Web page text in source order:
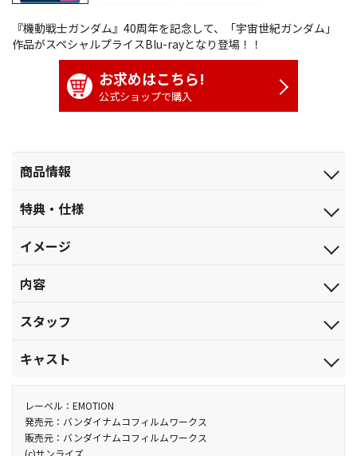
『機動戦士ガンダム』40周年を記念して、「宇宙世紀ガンダム」
作品がスペシャルプライスBlu-rayとなり登場！！
お求めはこちら!
公式ショップで購入
商品情報
2019.9.26
ジャンル
劇場公開アニメ
品番
BCXA-1470
税込価格(10%)
￥4,180
税抜価格
カラー／確／127分／本編ディスク：83分（本編51分+映像特典32
分）+特典ディスク：44分 本編ディスク：リニアPCM（ドルビーサ
ラウンド) ・一部リニアPCM（ステレオ）／AVC／BD50G／
特典・仕様
■特典ディスク（Blu-ray）
・「機動戦士ガンダム 光る命Chronicle U.C.」
ら作品の垣根を越えて再構成した映像特典
・ブックレットデジタルアーカイブ（※静止画）
ート」（BCXA-0302）封入特典の解説書をデジタルアーカイブで
映像特典
・宇宙世紀余話 全10話（日本語字幕版も付属）
・劇場予告編
イメージ
内容
宇宙世紀0079――。
も捕獲に失敗。シローは飛び去るアプサラスと応戦中、消息を絶
た軍は、情報部の女性士官アリス・ミラーに調査を指示。ミラー
の巧妙な質問に敵であるアイナへの想いをシローは語り始め、遂
には審問会にかけられる。上層部に対し「敵でも分かり合える人
スタッフ
／オリジナルシリーズ監督：神田武幸・飯田馬之介／脚本：北嶋
ﾙﾃﾞｻﾞｲﾝ：大河原邦男・カトキハジメ・山根公利／作画監督：門 智
昭・杉浦幸次・横山彰利・吉田 徹・津野田勝敏／美術監督：池田
繁美／色彩設計：千葉賢二／撮影監督：谷口久美子／編集：鶴渕
キャスト
（現：優希比呂）／カレン：小山茉美／サンダースJr.：玄田哲章
／エレドア：藤原啓治／コジマ：藤本 護／ミラー：高島雅羅 他
レーベル：EMOTION
発売元：バンダイナムコフィルムワークス
販売元：バンダイナムコフィルムワークス